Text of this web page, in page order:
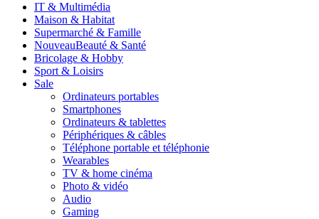
IT & Multimédia
Maison & Habitat
Supermarché & Famille
NouveauBeauté & Santé
Bricolage & Hobby
Sport & Loisirs
Sale
Ordinateurs portables
Smartphones
Ordinateurs & tablettes
Périphériques & câbles
Téléphone portable et téléphonie
Wearables
TV & home cinéma
Photo & vidéo
Audio
Gaming